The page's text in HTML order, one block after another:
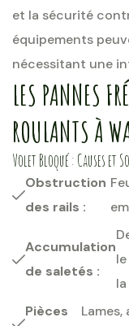
et la sécurité
équipements
nécessitant une
LES PANNES
ROULANTS À
Volet Bloqué : Causes et
Obstruction
des rails :
Accumulation
de saletés :
Pièces